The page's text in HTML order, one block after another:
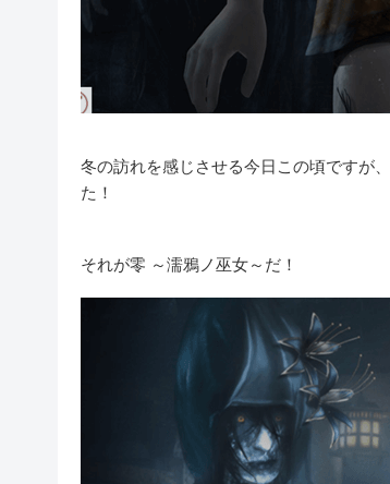
冬の訪れを感じさせる今日この頃ですが
た！
それが零 ～濡鴉ノ巫女～だ！